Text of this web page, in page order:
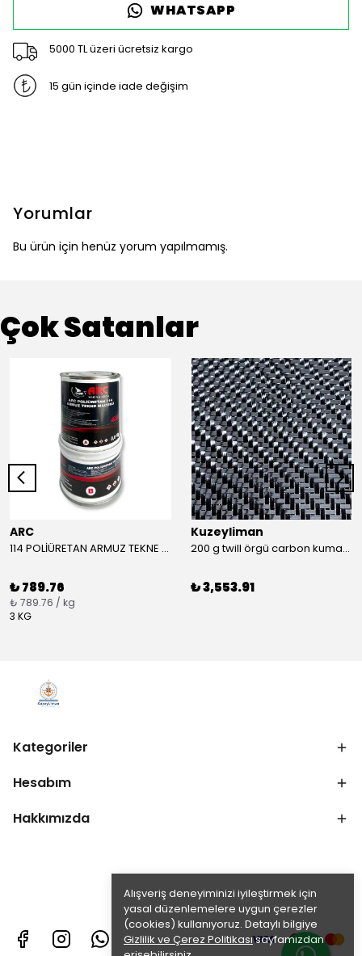
Alışveriş deneyiminizi iyileştirmek için
yasal düzenlemelere uygun çerezler
(cookies) kullanıyoruz. Detaylı bilgiye
Gizlilik ve Çerez Politikasısayfamızdan
WHATSAPP
5000 TL üzeri ücretsiz kargo
15 gün içinde iade değişim
Yorumlar
Bu ürün için henüz yorum yapılmamış.
Çok Satanlar
ARC
114 POLİÜRETAN ARMUZ TEKNE MACUNU TAKIM (BEYAZ)
₺ 789.76
₺ 789.76 / kg
3 KG
Kuzeyliman
200 g twill örgü carbon kumaş m2
₺ 3,553.91
Kategoriler
Hesabım
Hakkımızda